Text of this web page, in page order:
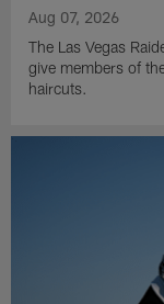
Aug 07, 2026
The Las Vegas
give members of
haircuts.